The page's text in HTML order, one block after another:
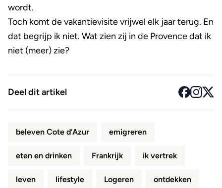
wordt.
Toch komt de vakantievisite vrijwel elk jaar terug. En
dat begrijp ik niet. Wat zien zij in de Provence dat ik
niet (meer) zie?
Deel dit artikel
beleven Cote d’Azur emigreren
eten en drinken Frankrijk ik vertrek
leven lifestyle Logeren ontdekken